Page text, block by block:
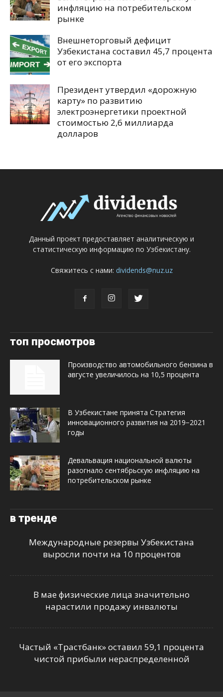
инфляцию на потребительском
рынке
Внешнеторговый дефицит
Узбекистана составил 45,7 процента
от его экспорта
Президент утвердил «дорожную
карту» по развитию
электроэнергетики проектной
стоимостью 2,6 миллиарда
долларов
Данный проект предоставляет аналитическую и
статистическую информацию по Узбекистану.
Свяжитесь с нами: dividends@nuz.uz
топ просмотров
Производство автомобильного бензина в
августе увеличилось на 10,5 процента
В Узбекистане принята Стратегия
инновационного развития на 2019−2021
годы
Девальвация национальной валюты
разогнало сентябрьскую инфляцию на
потребительском рынке
в тренде
Международные резервы Узбекистана
выросли почти на 10 процентов
В мае физические лица значительно
нарастили продажу инвалюты
Частый «Трастбанк» оставил 59,1 процента
чистой прибыли нераспределенной